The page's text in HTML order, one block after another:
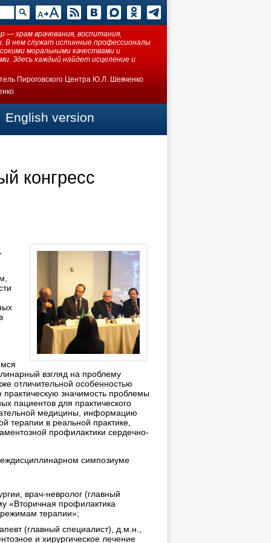
— храм врачевания, воспитания,
В нем служат истинные профессионалы
моральными качествами и
Здесь каждый найдет исцеление и
Пироговского Центра Ю.Л. Шевченко
English version
конгресс
взгляд на проблему
отличительной особенностью
значимость проблемы
пациентов для практического
медицины, информацию
терапии в реальной практике,
профилактики сердечно-
симпозиуме
врач-невролог (главный
«Вторичная профилактика
терапии»;
(главный специалист), д.м.н.,
и хирургическое лечение